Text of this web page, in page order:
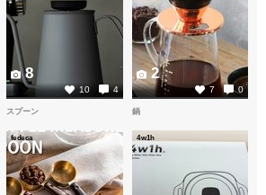
10 4
8
7 0
2
スプーン
fedeca
鍋
4w1h